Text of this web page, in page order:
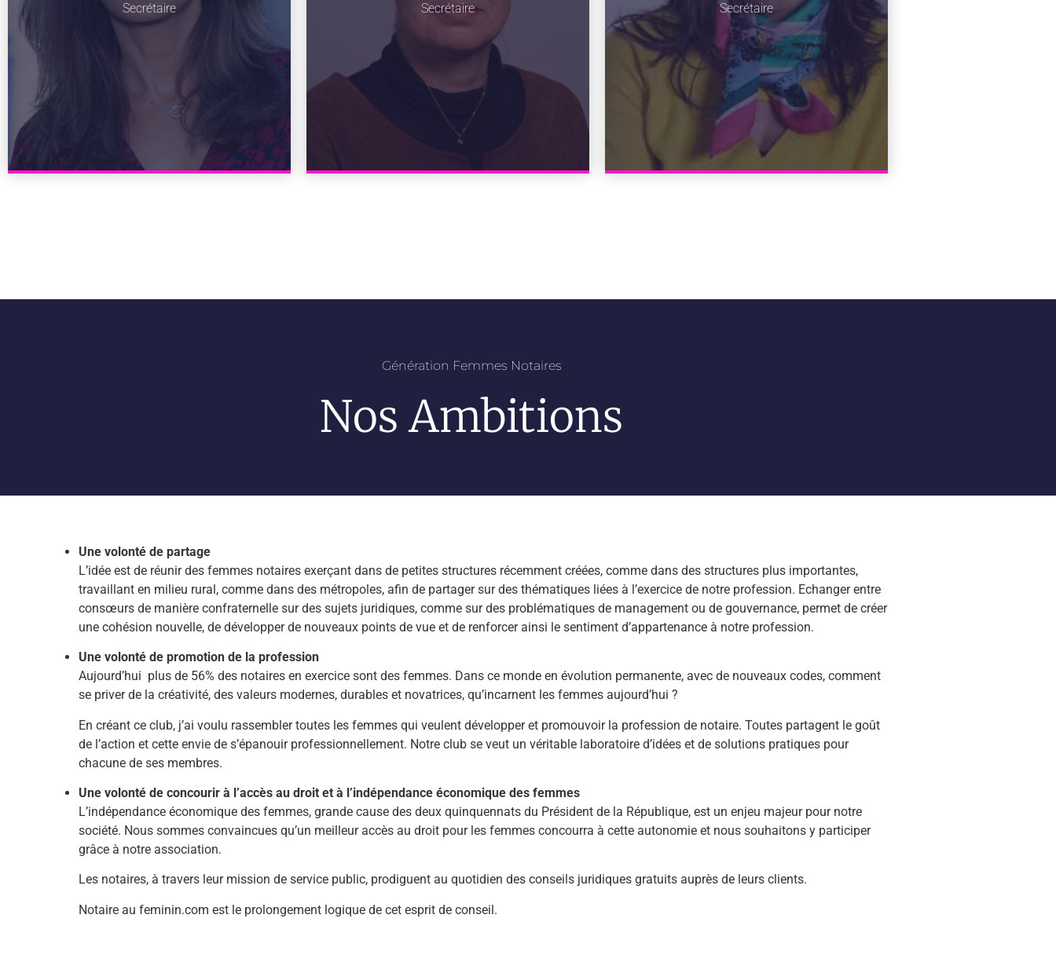
Secrétaire Secrétaire Secrétaire
Génération Femmes Notaires
Nos Ambitions
Une volonté de partage
L’idée est de réunir des femmes notaires exerçant dans de petites structures récemment créées, comme dans des structures plus importantes,
travaillant en milieu rural, comme dans des métropoles, afin de partager sur des thématiques liées à l’exercice de notre profession. Echanger entre
consœurs de manière confraternelle sur des sujets juridiques, comme sur des problématiques de management ou de gouvernance, permet de créer
une cohésion nouvelle, de développer de nouveaux points de vue et de renforcer ainsi le sentiment d’appartenance à notre profession.
Une volonté de promotion de la profession
Aujourd’hui plus de 56% des notaires en exercice sont des femmes. Dans ce monde en évolution permanente, avec de nouveaux codes, comment
se priver de la créativité, des valeurs modernes, durables et novatrices, qu’incarnent les femmes aujourd’hui ?
En créant ce club, j’ai voulu rassembler toutes les femmes qui veulent développer et promouvoir la profession de notaire. Toutes partagent le goût
de l’action et cette envie de s’épanouir professionnellement. Notre club se veut un véritable laboratoire d’idées et de solutions pratiques pour
chacune de ses membres.
Une volonté de concourir à l’accès au droit et à l’indépendance économique des femmes
L’indépendance économique des femmes, grande cause des deux quinquennats du Président de la République, est un enjeu majeur pour notre
société. Nous sommes convaincues qu’un meilleur accès au droit pour les femmes concourra à cette autonomie et nous souhaitons y participer
grâce à notre association.
Les notaires, à travers leur mission de service public, prodiguent au quotidien des conseils juridiques gratuits auprès de leurs clients.
Notaire au feminin.com est le prolongement logique de cet esprit de conseil.